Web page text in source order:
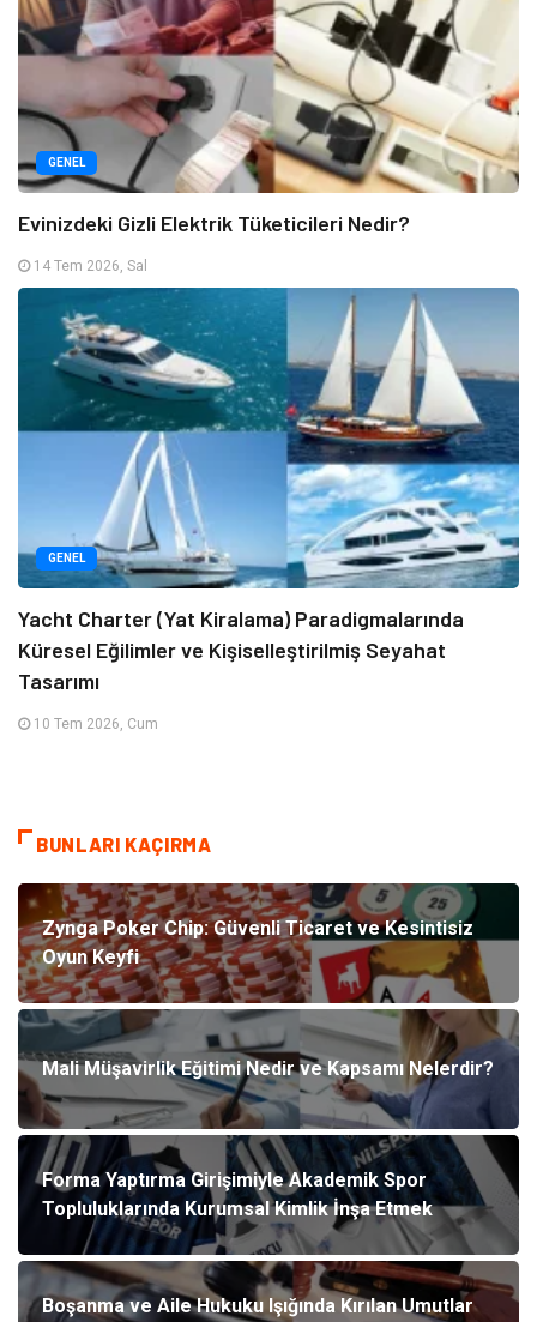
GENEL
Evinizdeki Gizli Elektrik Tüketicileri Nedir?
14 Tem 2026, Sal
GENEL
Yacht Charter (Yat Kiralama) Paradigmalarında
Küresel Eğilimler ve Kişiselleştirilmiş Seyahat
Tasarımı
10 Tem 2026, Cum
BUNLARI KAÇIRMA
Zynga Poker Chip: Güvenli Ticaret ve Kesintisiz
Oyun Keyfi
Mali Müşavirlik Eğitimi Nedir ve Kapsamı Nelerdir?
Forma Yaptırma Girişimiyle Akademik Spor
Topluluklarında Kurumsal Kimlik İnşa Etmek
Boşanma ve Aile Hukuku Işığında Kırılan Umutlar